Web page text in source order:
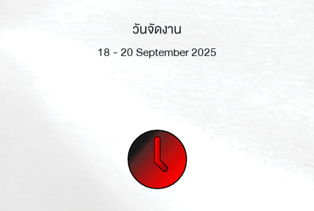
วันจัดงาน
18 - 20 September 2025